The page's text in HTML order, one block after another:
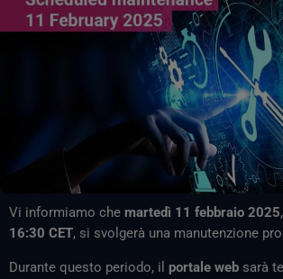
Vi informiamo che martedì 11 febbraio 2025
16:30 CET, si svolgerà una manutenzione
Durante questo periodo, il portale web sarà